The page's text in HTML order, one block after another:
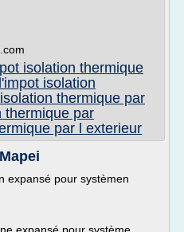
isolation thermique
isolation
isolation thermique par
thermique par
par l exterieur
expansé pour systèmen